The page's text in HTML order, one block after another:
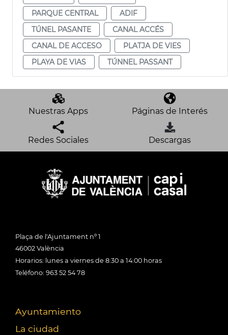
PARQUE CENTRAL
ADIF
TÚNEL PASANTE
CANAL ACCÉS
CANAL DE ACCESO
PLATJA DE VIES
PLAYA DE VIAS
TÚNNEL PASSANT
Nuestras Apps Páginas de Interés
Redes Sociales Descargas
Plaça de l'Ajuntament nº 1
46002 València
Horarios: lunes a viernes de 8:30 a 14:00 horas
Teléfono: 963 52 54 78
Ayuntamiento
La ciudad